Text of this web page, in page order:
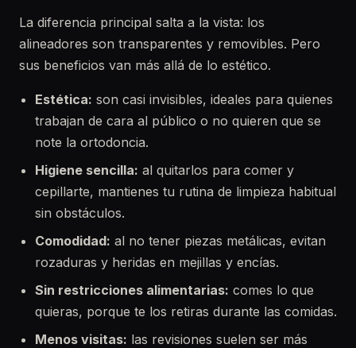
La diferencia principal salta a la vista: los
alineadores son transparentes y removibles. Pero
sus beneficios van más allá de lo estético.
Estética: son casi invisibles, ideales para quienes
trabajan de cara al público o no quieren que se
note la ortodoncia.
Higiene sencilla: al quitarlos para comer y
cepillarte, mantienes tu rutina de limpieza habitual
sin obstáculos.
Comodidad: al no tener piezas metálicas, evitan
rozaduras y heridas en mejillas y encías.
Sin restricciones alimentarias: comes lo que
quieras, porque te los retiras durante las comidas.
Menos visitas: las revisiones suelen ser más